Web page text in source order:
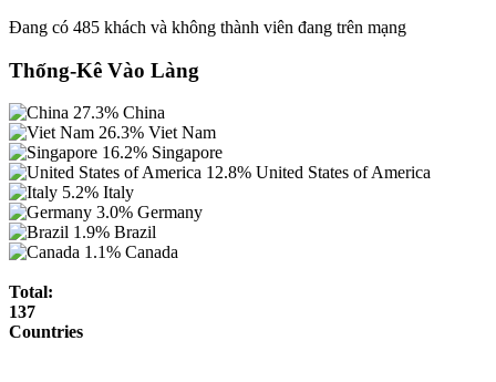
Đang có 485 khách và không thành viên đang trên mạng
Thống-Kê Vào Làng
27.3% China
26.3% Viet Nam
16.2% Singapore
12.8% United States of America
5.2% Italy
3.0% Germany
1.9% Brazil
1.1% Canada
Total:
137
Countries